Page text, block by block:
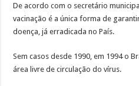
De acordo com o secretário
vacinação é a única forma de
doença, já erradicada no País.
Sem casos desde 1990, em 1994 o
área livre de circulação do vírus.